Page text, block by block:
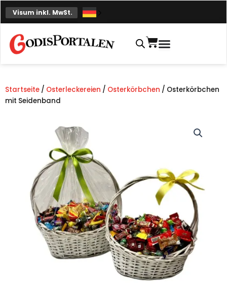
Zum
Inhalt
Visum inkl. MwSt.
Einkaufskorb
Startseite / Osterleckereien / Osterkörbchen / Osterkörbchen
mit Seidenband